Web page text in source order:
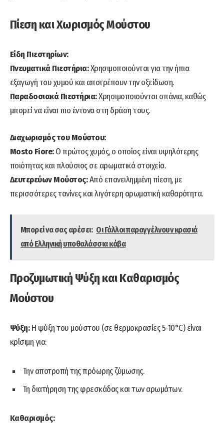
Πίεση και Χωρισμός Μούστου
Είδη Πιεστηρίων:
Πνευματικά Πιεστήρια:Χρησιμοποιούνται για την ήπια
εξαγωγή του χυμού και αποτρέπουν την οξείδωση.
Παραδοσιακά Πιεστήρια:Χρησιμοποιούνται σπάνια, καθώς
μπορεί να είναι πιο έντονα στη δράση τους.
Διαχωρισμός του Μούστου:
Mosto Fiore:Ο πρώτος χυμός, ο οποίος είναι υψηλότερης
ποιότητας και πλούσιος σε αρωματικά στοιχεία.
Δευτερεύων Μούστος:Από επανειλημμένη πίεση, με
περισσότερες τανίνες και λιγότερη αρωματική καθαρότητα.
Μπορεί να σας αρέσει: Οι Γάλλοι παραγγέλνουν κρασιά
από Ελληνική υποθαλάσσια κάβα
Προζυμωτική Ψύξη και Καθαρισμός
Μούστου
Ψύξη:Η ψύξη του μούστου (σε θερμοκρασίες 5-10°C) είναι
κρίσιμη για:
Την αποτροπή της πρόωρης ζύμωσης.
Τη διατήρηση της φρεσκάδας και των αρωμάτων.
Καθαρισμός: